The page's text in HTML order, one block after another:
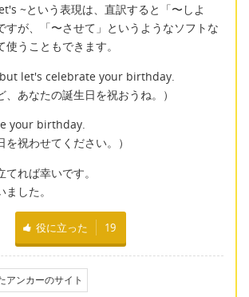
~という表現は、直訳すると「〜しよ
すが、「〜させて」というようなソフトな
うこともできます。
let's celebrate your birthday.
、あなたの誕生日を祝おうね。）
your birthday.
を祝わせてください。）
れば幸いです。
した。
役に立った 19
アンカーのサイト